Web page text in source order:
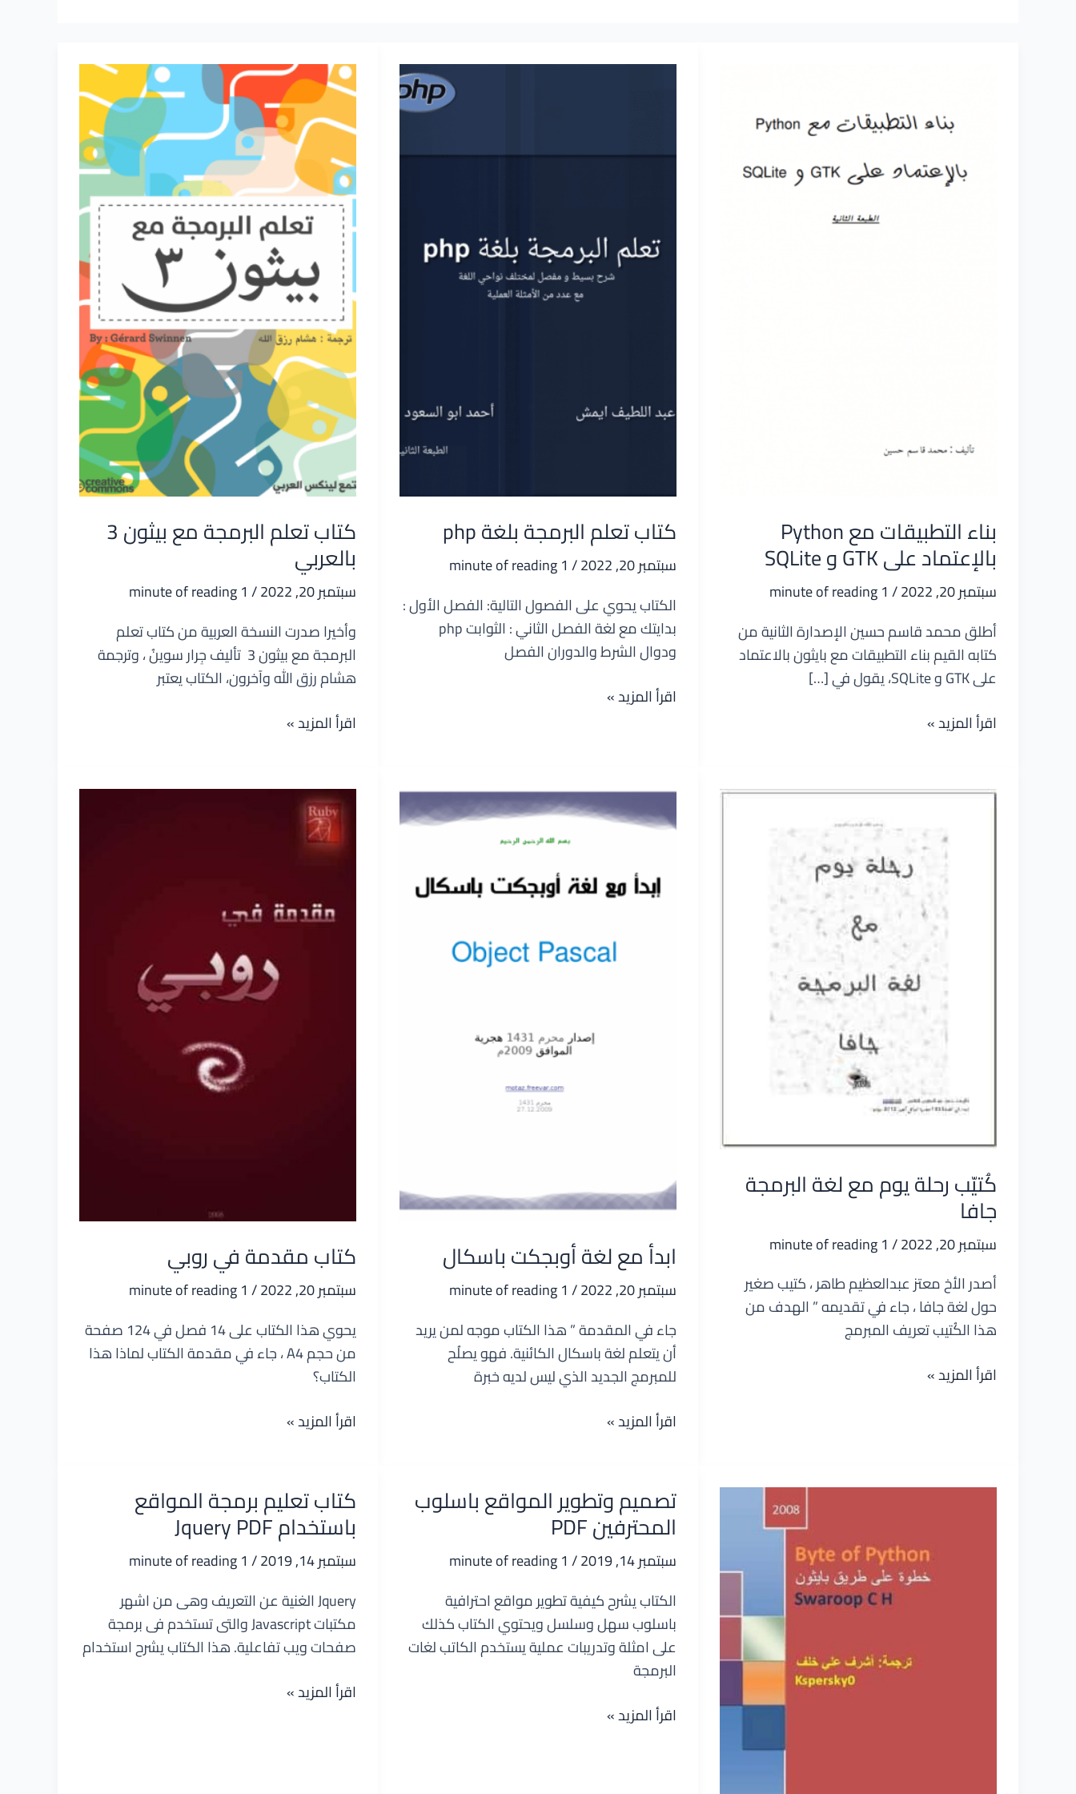
بناء التطبيقات مع Python
بالإعتماد على GTK و SQLite
سبتمبر 20, 2022 /
1 minute of reading
أطلق محمد قاسم حسين الإصدارة الثانية من
كتابه القيم بناء التطبيقات مع بايثون بالاعتماد
على GTK و SQLite، يقول في […]
بناء
Python
اقرأ المزيد »
كتاب تعلم البرمجة بلغة php
سبتمبر 20, 2022 /
1 minute of reading
الكتاب يحوي على الفصول التالية: ‫الفصل الأول :
بدايتك مع لغة ‪php ‫الفصل الثاني : الثوابت
ودوال الشرط والدوران ‫الفصل
كتاب
php
اقرأ المزيد »
كتاب تعلم البرمجة مع بيثون 3
بالعربي
سبتمبر 20, 2022 /
1 minute of reading
وأخيرا صدرت النسخة العربية من كتاب تعلم
البرمجة مع بيثون 3 تأليف جِرار سوينُ ، وترجمة
هشام رزق الله وآخرون، الكتاب يعتبر
كتاب
مع
بيثون
بالعربي
اقرأ المزيد »
كُتيّب رحلة يوم مع لغة البرمجة
جافا
سبتمبر 20, 2022 /
1 minute of reading
أصدر الأخ معتز عبدالعظيم طاهر ، كتيب صغير
حول لغة جافا ، جاء في تقديمه ” الهدف من
هذا الكُتيب تعريف المبرمج
كُتيّب
البرمجة
اقرأ المزيد »
ابدأ مع لغة أوبجكت باسكال
سبتمبر 20, 2022 /
1 minute of reading
جاء في المقدمة ” هذا الكتاب موجه لمن يريد
أن يتعلم لغة باسكال الكائنية. فهو يصلُح
للمبرمج الجديد الذي ليس لديه خبرة
ابدأ
أوبجكت
باسكال
اقرأ المزيد »
كتاب مقدمة في روبي
سبتمبر 20, 2022 /
1 minute of reading
يحوي هذا الكتاب على 14 فصل في 124 صفحة
من حجم A4 ، جاء في مقدمة الكتاب لماذا هذا
الكتاب؟
كتاب
روبي
اقرأ المزيد »
تصميم وتطوير المواقع باسلوب
المحترفين PDF
سبتمبر 14, 2019 /
1 minute of reading
الكتاب يشرح كيفية تطوير مواقع احترافية
باسلوب سهل وسلسل ويحتوي الكتاب كذلك
على امثلة وتدريبات عملية يستخدم الكاتب لغات
البرمجة
تصميم
اقرأ المزيد »
كتاب تعليم برمجة المواقع
باستخدام Jquery PDF
سبتمبر 14, 2019 /
1 minute of reading
Jquery الغنية عن التعريف وهى من اشهر
مكتبات Javascript والتى تستخدم فى برمجة
صفحات ويب تفاعلية. هذا الكتاب يشرح استخدام
كتاب
اقرأ المزيد »